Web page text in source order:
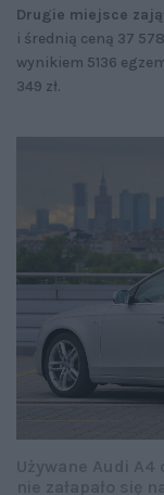
Drugie miejsce
i średnią ceną 37 578
wynikiem 5136
349 zł.